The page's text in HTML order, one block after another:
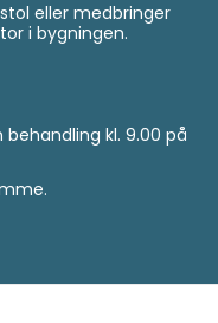
eller medbringer
i bygningen.
kl. 9.00 på